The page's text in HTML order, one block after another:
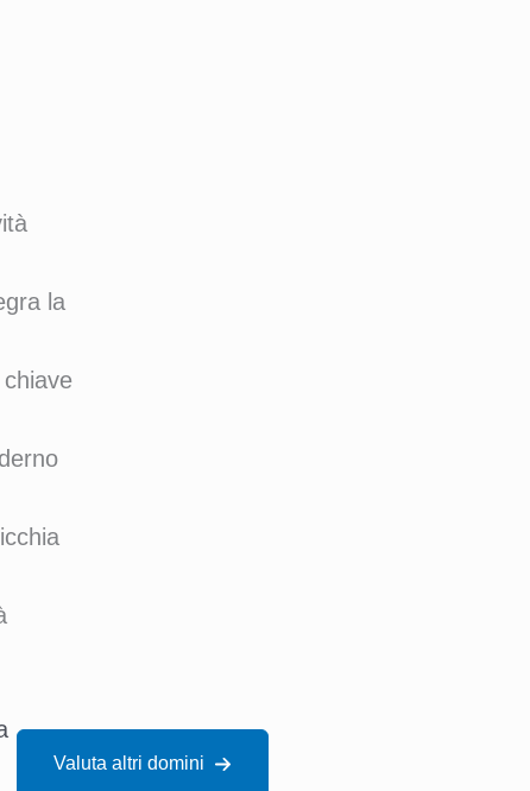
la
Valuta altri domini